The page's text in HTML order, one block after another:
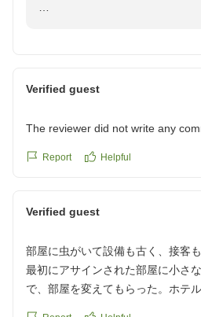
当ホテルはＪＲ姫路駅 中央口
も良く、ビジネスや観光の拠点
Verified guest
The reviewer did not write any
Report Helpful
Verified guest
部屋に虫がいて設備も古く、接客
最初にアサインされた部屋に小さ
で、部屋を変えてもらった。ホテ